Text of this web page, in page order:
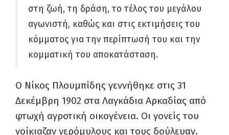
στη ζωή, τη δράση, το τέλος του μεγάλου
αγωνιστή, καθώς και στις εκτιμήσεις του
κόμματος για την περίπτωσή του και την
κομματική του αποκατάσταση.
Ο Νίκος Πλουμπίδης γεννήθηκε στις 31
Δεκέμβρη 1902 στα Λαγκάδια Αρκαδίας από
φτωχή αγροτική οικογένεια. Οι γονείς του
νοίκιαζαν νερόμυλους και τους δούλευαν.